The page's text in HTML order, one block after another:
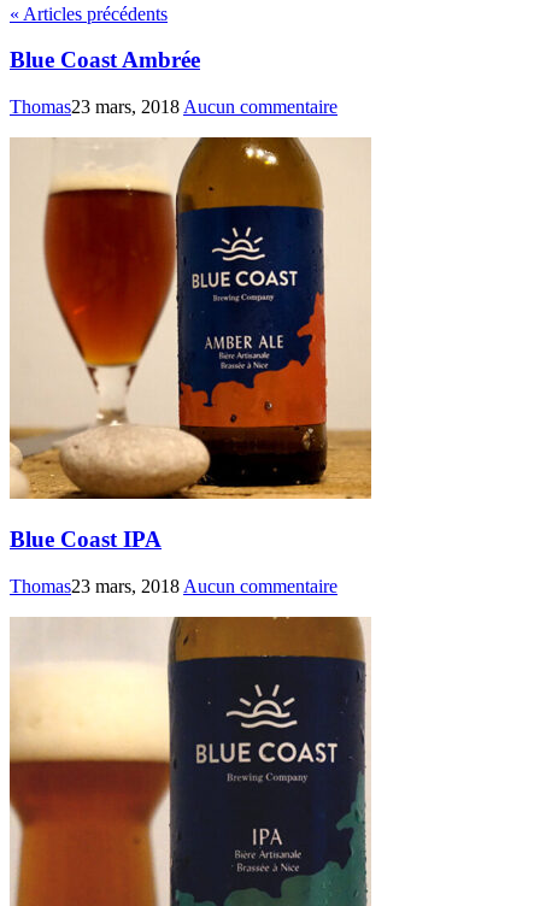
« Articles précédents
Blue Coast Ambrée
Thomas23 mars, 2018 Aucun commentaire
Blue Coast IPA
Thomas23 mars, 2018 Aucun commentaire